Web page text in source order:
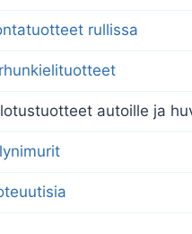
rullissa
autoille ja